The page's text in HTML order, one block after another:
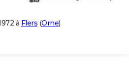
à Flers (Orne)